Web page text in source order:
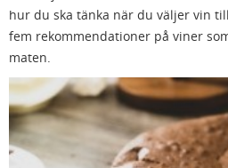
hur du ska tänka när du väljer vin
fem rekommendationer på viner
maten.